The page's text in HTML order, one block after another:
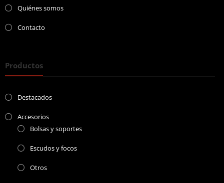
Quiénes somos
Contacto
Productos
Destacados
Accesorios
Bolsas y soportes
Escudos y focos
Otros